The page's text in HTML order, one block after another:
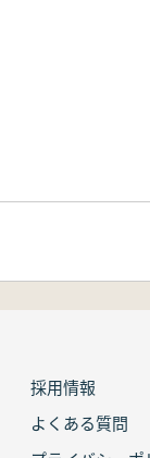
採用情報
よくある質問